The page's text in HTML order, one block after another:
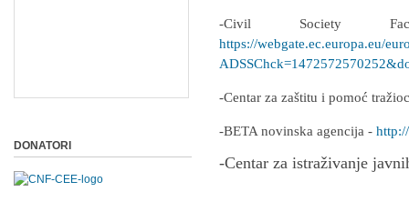
-Civil Society
https://webgate.ec.europa.eu/
-Centar za zaštitu i pomoć
-BETA novinska agencija -
-Centar za istraživanje
DONATORI